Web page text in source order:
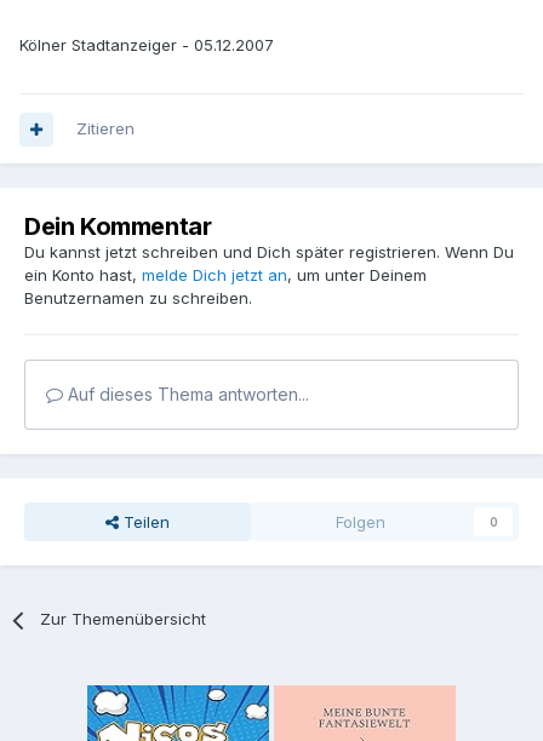
Kölner Stadtanzeiger - 05.12.2007
Zitieren
Dein Kommentar
Du kannst jetzt schreiben und Dich später registrieren. Wenn Du
ein Konto hast, melde Dich jetzt an, um unter Deinem
Benutzernamen zu schreiben.
Auf dieses Thema antworten...
Teilen Folgen 0
Zur Themenübersicht